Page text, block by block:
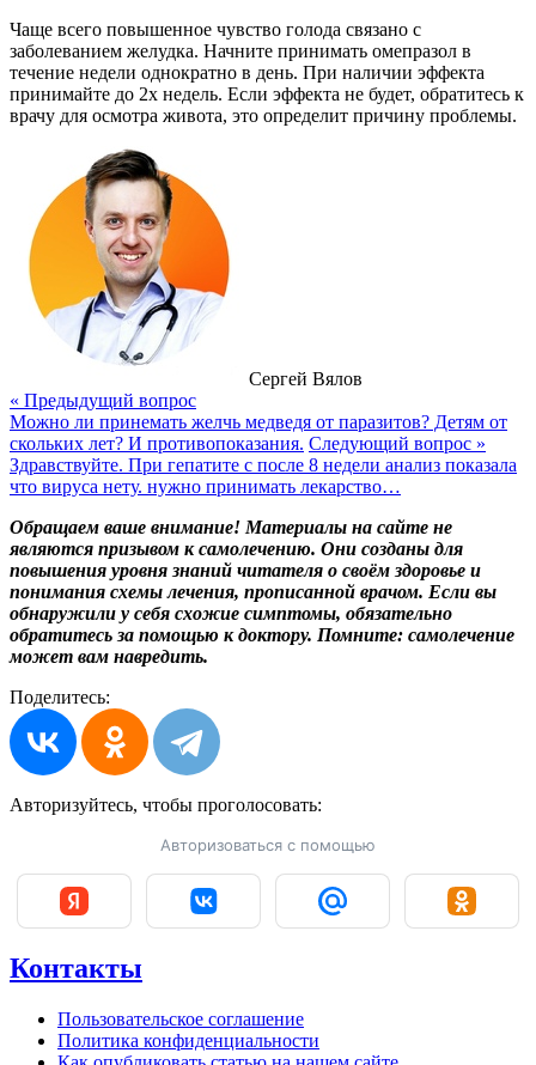
Чаще всего повышенное чувство голода связано с
заболеванием желудка. Начните принимать омепразол в
течение недели однократно в день. При наличии эффекта
принимайте до 2х недель. Если эффекта не будет, обратитесь к
врачу для осмотра живота, это определит причину проблемы.
Сергей Вялов
« Предыдущий вопрос
Можно ли принемать желчь медведя от паразитов? Детям от
скольких лет? И противопоказания. Следующий вопрос »
Здравствуйте. При гепатите с после 8 недели анализ показала
что вируса нету. нужно принимать лекарство…
Обращаем ваше внимание! Материалы на сайте не
являются призывом к самолечению. Они созданы для
повышения уровня знаний читателя о своём здоровье и
понимания схемы лечения, прописанной врачом. Если вы
обнаружили у себя схожие симптомы, обязательно
обратитесь за помощью к доктору. Помните: самолечение
может вам навредить.
Поделитесь:
Авторизуйтесь, чтобы проголосовать:
Авторизоваться с помощью
Контакты
Пользовательское соглашение
Политика конфиденциальности